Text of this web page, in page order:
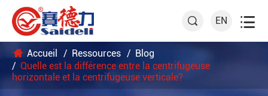
 EN 
Accueil Ressources
Blog
Quelle est la différence entre la centrifugeuse
horizontale et la centrifugeuse verticale?